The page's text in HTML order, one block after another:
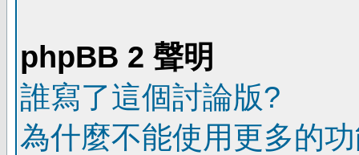
phpBB 2 聲明
誰寫了這個討論版?
為什麼不能使用更多的